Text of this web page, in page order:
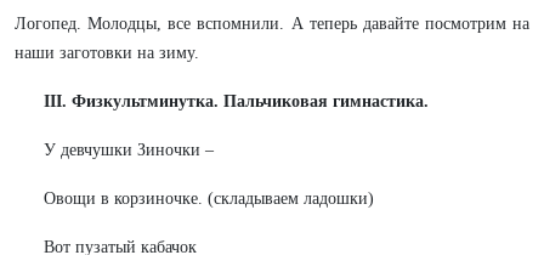
Логопед. Молодцы, все вспомнили. А теперь давайте посмотрим на
наши заготовки на зиму.
III. Физкультминутка. Пальчиковая гимнастика.
У девчушки Зиночки –
Овощи в корзиночке. (складываем ладошки)
Вот пузатый кабачок